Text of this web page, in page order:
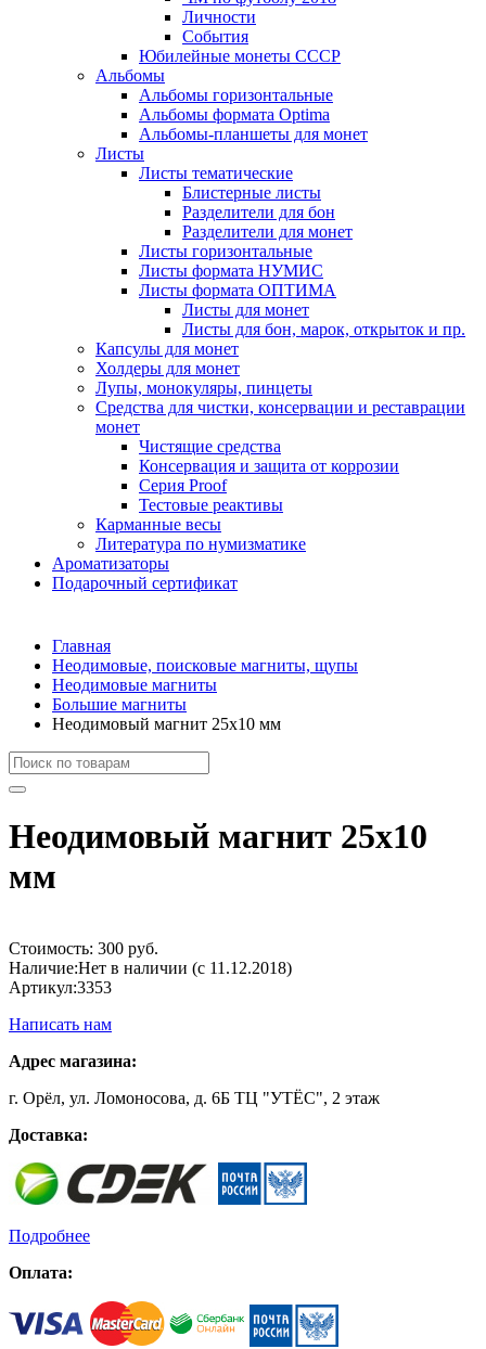
Личности
События
Юбилейные монеты СССР
Альбомы
Альбомы горизонтальные
Альбомы формата Optima
Альбомы-планшеты для монет
Листы
Листы тематические
Блистерные листы
Разделители для бон
Разделители для монет
Листы горизонтальные
Листы формата НУМИС
Листы формата ОПТИМА
Листы для монет
Листы для бон, марок, открыток и пр.
Капсулы для монет
Холдеры для монет
Лупы, монокуляры, пинцеты
Средства для чистки, консервации и реставрации
монет
Чистящие средства
Консервация и защита от коррозии
Серия Proof
Тестовые реактивы
Карманные весы
Литература по нумизматике
Ароматизаторы
Подарочный сертификат
Главная
Неодимовые, поисковые магниты, щупы
Неодимовые магниты
Большие магниты
Неодимовый магнит 25х10 мм
Неодимовый магнит 25х10
мм
Стоимость: 300 руб.
Наличие:Нет в наличии (с 11.12.2018)
Артикул:3353
Написать нам
Адрес магазина:
г. Орёл, ул. Ломоносова, д. 6Б ТЦ "УТЁС", 2 этаж
Доставка:
Подробнее
Оплата: